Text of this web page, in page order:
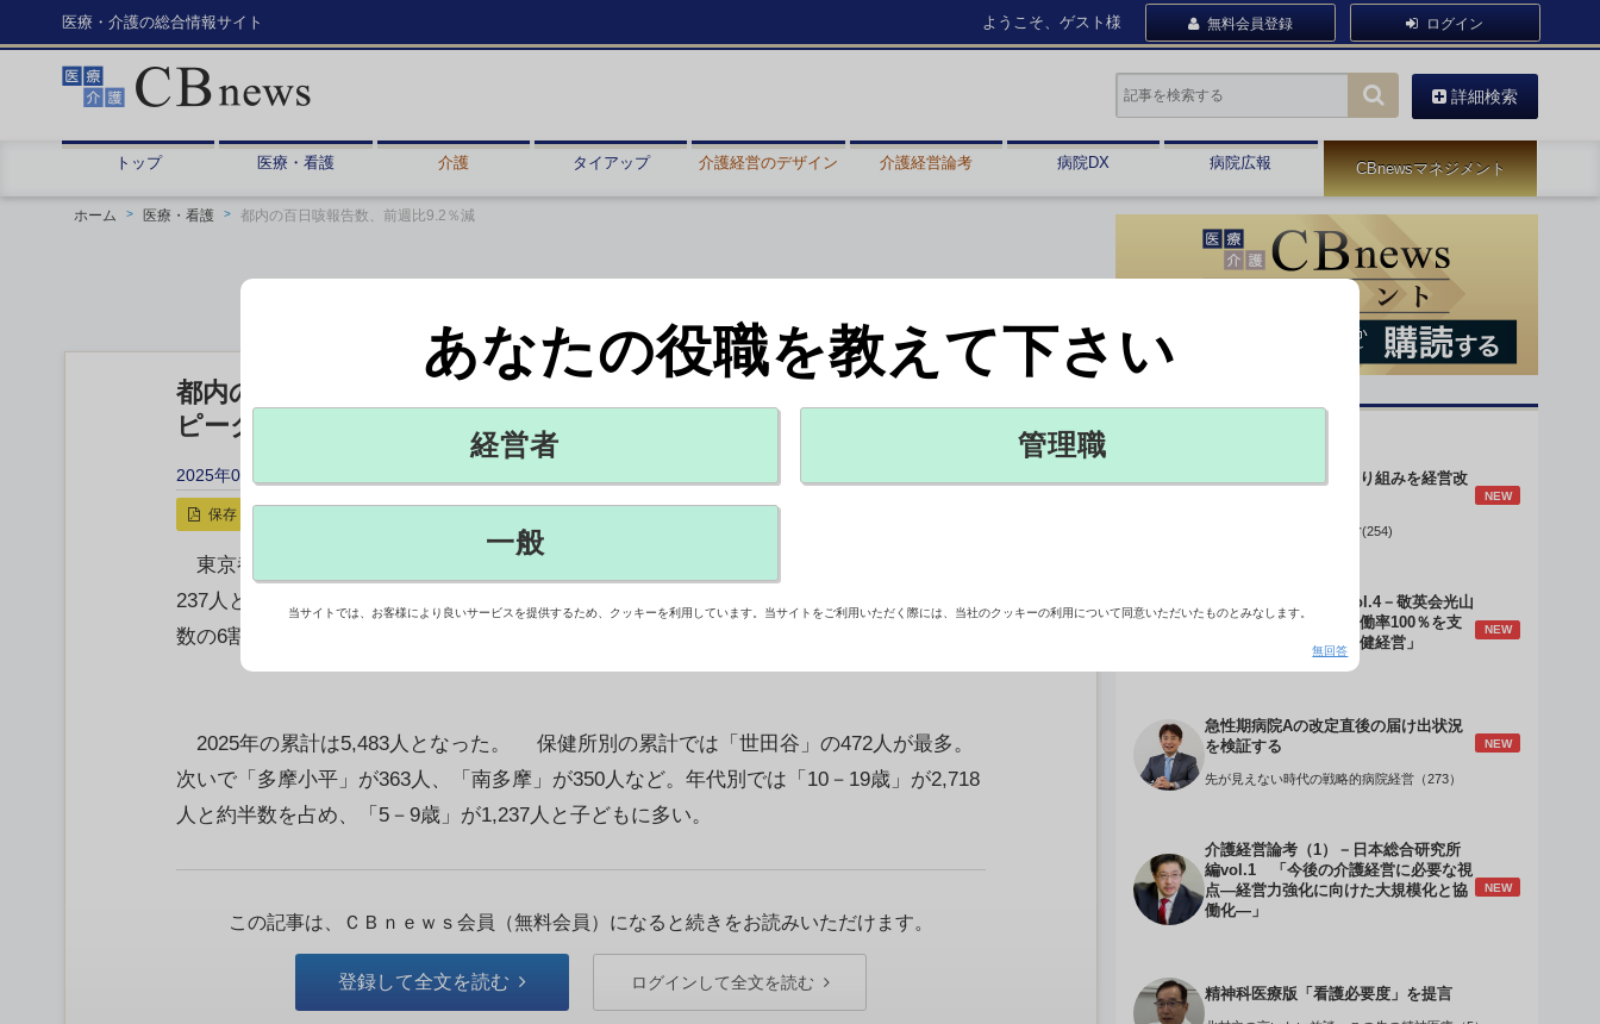
医療・介護の総合情報サイト ようこそ、ゲスト様 無料会員登録 ログイン
詳細検索
トップ 医療・看護 介護 タイアップ 介護経営のデザイン 介護経営論考 病院DX 病院広報 CBnewsマネジメント
ホーム 医療・看護 都内の百日咳報告数、前週比9.2％減
都内の百日咳報告数、前週比9.2％減
ピーク時の6割程度に
2025年09月04日 18:20
保存
東京都が4日に公表した第35週（8月25－31日）のデータによると、百日咳の報告数は
237人となり、前週から9.2％減った。過去最多を記録した第29週（7月14－20日）の報告
数の6割程度となった。【渕本稔】
2025年の累計は5,483人となった。 保健所別の累計では「世田谷」の472人が最多。
次いで「多摩小平」が363人、「南多摩」が350人など。年代別では「10－19歳」が2,718
人と約半数を占め、「5－9歳」が1,237人と子どもに多い。
この記事は、ＣＢｎｅｗｓ会員（無料会員）になると続きをお読みいただけます。
登録して全文を読む ログインして全文を読む
身体的拘束最小化の取り組みを経営改
NEW
データで読み解く病院経営(254)
介護経営のデザインVol.4－敬英会光山
誠理事長 「驚異の稼働率100％を支
える『顧客目線』の老健経営」
NEW
急性期病院Aの改定直後の届け出状況
を検証する
NEW
先が見えない時代の戦略的病院経営（273）
介護経営論考（1）－日本総合研究所
編vol.1 「今後の介護経営に必要な視
点―経営力強化に向けた大規模化と協
働化―」
NEW
精神科医療版「看護必要度」を提言
あなたの役職を教えて下さい
経営者 管理職
一般
当サイトでは、お客様により良いサービスを提供するため、クッキーを利用しています。当サイトをご利用いただく際には、当社のクッキーの利用について同意いただいたものとみなします。
無回答